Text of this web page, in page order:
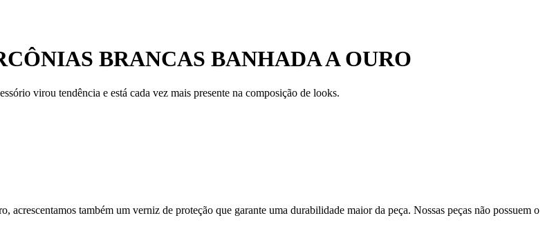
BRANCAS BANHADA A OURO
virou tendência e está cada vez mais presente na composição de looks.
também um verniz de proteção que garante uma durabilidade maior da peça. Nossas peças não possuem o